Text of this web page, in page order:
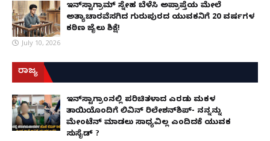
ಇನ್‌ಸ್ಟಾಗ್ರಾಮ್ ಸ್ನೇಹ ಬೆಳೆಸಿ ಅಪ್ರಾಪ್ತೆಯ ಮೇಲೆ
ಅತ್ಯಾಚಾರವೆಸಗಿದ ಗುರುಪುರದ ಯುವಕನಿಗೆ 20 ವರ್ಷಗಳ
ಕಠಿಣ ಜೈಲು ಶಿಕ್ಷೆ!
July 10, 2026
ರಾಜ್ಯ
ಇನ್​ಸ್ಟಾಗ್ರಾಂನಲ್ಲಿ ಪರಿಚಿತಳಾದ ಎರಡು ಮಕ್ಕಳ
ತಾಯಿಯೊಂದಿಗೆ ಲಿವಿನ್ ರಿಲೇಶನ್​ಶಿಪ್- ನನ್ನನ್ನು
ಮೇಂಟೆನ್ ಮಾಡಲು ಸಾಧ್ಯವಿಲ್ಲ ಎಂದಿದಕ್ಕೆ ಯುವಕ
ಸುಸೈಡ್ ?